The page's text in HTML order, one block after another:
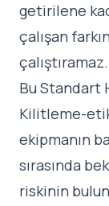
getirilene
çalışan
çalıştıramaz.
Bu Standart
Kilitleme-
ekipmanın
sırasında
riskinin